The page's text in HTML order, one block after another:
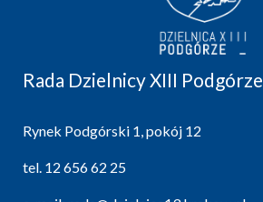
Rada Dzielnicy XIII Podgórze
Rynek Podgórski 1, pokój 12
tel. 12 656 62 25